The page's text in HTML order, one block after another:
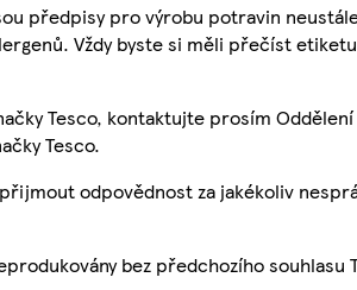
předpisy pro výrobu potravin
Vždy byste si měli přečíst
Tesco, kontaktujte prosím
Tesco.
odpovědnost za jakékoliv
bez předchozího souhlasu